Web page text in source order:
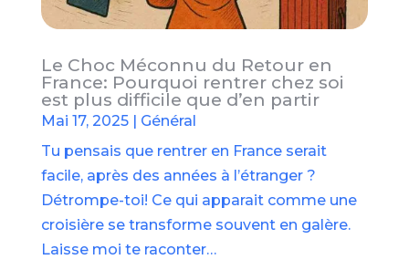
Le Choc Méconnu du Retour en
France: Pourquoi rentrer chez soi
est plus difficile que d’en partir
Mai 17, 2025| Général
Tu pensais que rentrer en France serait
facile, après des années à l’étranger ?
Détrompe-toi! Ce qui apparait comme une
croisière se transforme souvent en galère.
Laisse moi te raconter…